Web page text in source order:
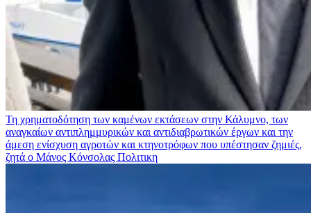
Τη χρηματοδότηση των καμένων εκτάσεων στην Κάλυμνο, των
αναγκαίων αντιπλημμυρικών και αντιδιαβρωτικών έργων και την
άμεση ενίσχυση αγροτών και κτηνοτρόφων που υπέστησαν ζημιές,
ζητά ο Μάνος Κόνσολας Πολιτικη